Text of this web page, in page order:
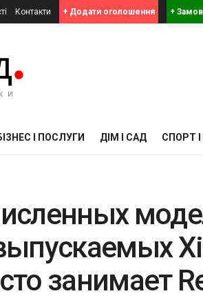
Контакти + Додати оголошення +
І ПОСЛУГИ ДІМ І САД СПОРТ
занимает